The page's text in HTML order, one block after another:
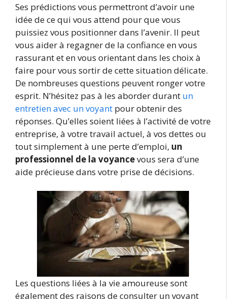
Ses prédictions vous permettront d’avoir une
idée de ce qui vous attend pour que vous
puissiez vous positionner dans l’avenir. Il peut
vous aider à regagner de la confiance en vous
rassurant et en vous orientant dans les choix à
faire pour vous sortir de cette situation délicate.
De nombreuses questions peuvent ronger votre
esprit. N’hésitez pas à les aborder durant un
entretien avec un voyant pour obtenir des
réponses. Qu’elles soient liées à l’activité de votre
entreprise, à votre travail actuel, à vos dettes ou
tout simplement à une perte d’emploi, un
professionnel de la voyancevous sera d’une
aide précieuse dans votre prise de décisions.
Les questions liées à la vie amoureuse sont
également des raisons de consulter un voyant